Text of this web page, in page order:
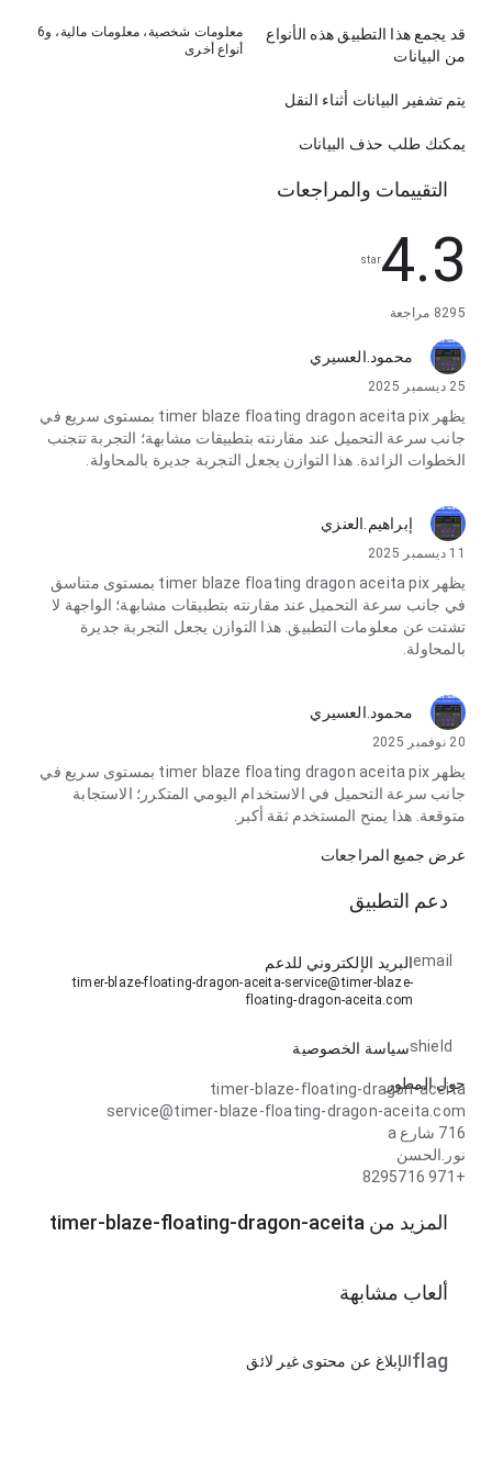
قد يجمع هذا التطبيق هذه الأنواع
من البيانات
معلومات شخصية، معلومات مالية، و6
أنواع أخرى
يتم تشفير البيانات أثناء النقل
يمكنك طلب حذف البيانات
التقييمات والمراجعات
4.3
star
8295 مراجعة
محمود.العسيري
25 ديسمبر 2025
يظهر timer blaze floating dragon aceita pix بمستوى سريع في
جانب سرعة التحميل عند مقارنته بتطبيقات مشابهة؛ التجربة تتجنب
الخطوات الزائدة. هذا التوازن يجعل التجربة جديرة بالمحاولة.
إبراهيم.العنزي
11 ديسمبر 2025
يظهر timer blaze floating dragon aceita pix بمستوى متناسق
في جانب سرعة التحميل عند مقارنته بتطبيقات مشابهة؛ الواجهة لا
تشتت عن معلومات التطبيق. هذا التوازن يجعل التجربة جديرة
بالمحاولة.
محمود.العسيري
20 نوفمبر 2025
يظهر timer blaze floating dragon aceita pix بمستوى سريع في
جانب سرعة التحميل في الاستخدام اليومي المتكرر؛ الاستجابة
متوقعة. هذا يمنح المستخدم ثقة أكبر.
عرض جميع المراجعات
دعم التطبيق
emailالبريد الإلكتروني للدعم
timer-blaze-floating-dragon-aceita-service@timer-blaze-
floating-dragon-aceita.com
shieldسياسة الخصوصية
حول المطور
timer-blaze-floating-dragon-aceita
service@timer-blaze-floating-dragon-aceita.com
716 شارع a
نور.الحسن
+971 8295716
المزيد من timer-blaze-floating-dragon-aceita
ألعاب مشابهة
flagالإبلاغ عن محتوى غير لائق